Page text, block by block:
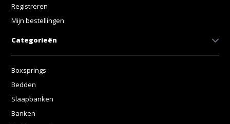
Registreren
Mijn bestellingen
Categorieën
Boxsprings
Bedden
Slaapbanken
Banken